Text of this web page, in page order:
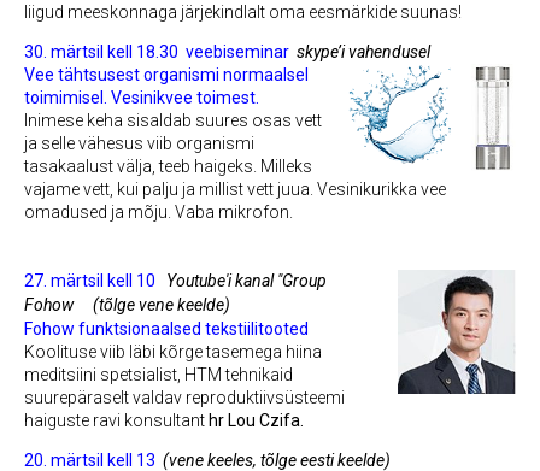
liigud meeskonnaga järjekindlalt oma eesmärkide suunas!
30. märtsil kell 18.30 veebiseminar skype’i vahendusel
Vee tähtsusest organismi normaalsel
toimimisel. Vesinikvee toimest
Inimese keha sisaldab suures osas vett
ja selle vähesus viib organismi
tasakaalust välja, teeb haigeks. Milleks
vajame vett, kui palju ja millist vett juua. Vesinikurikka vee
omadused ja mõju. Vaba mikrofon.
27. märtsil kell 10
Youtube'i kanal "Group
Fohow
(tõlge vene keelde)
Fohow funktsionaalsed tekstiilitooted
Koolituse viib läbi kõrge tasemega hiina
meditsiini spetsialist, HTM tehnikaid
suurepäraselt valdav reproduktiivsüsteemi
haiguste ravi konsultant hr Lou Czifa.
20. märtsil kell 13 (vene keeles, tõlge eesti keelde)